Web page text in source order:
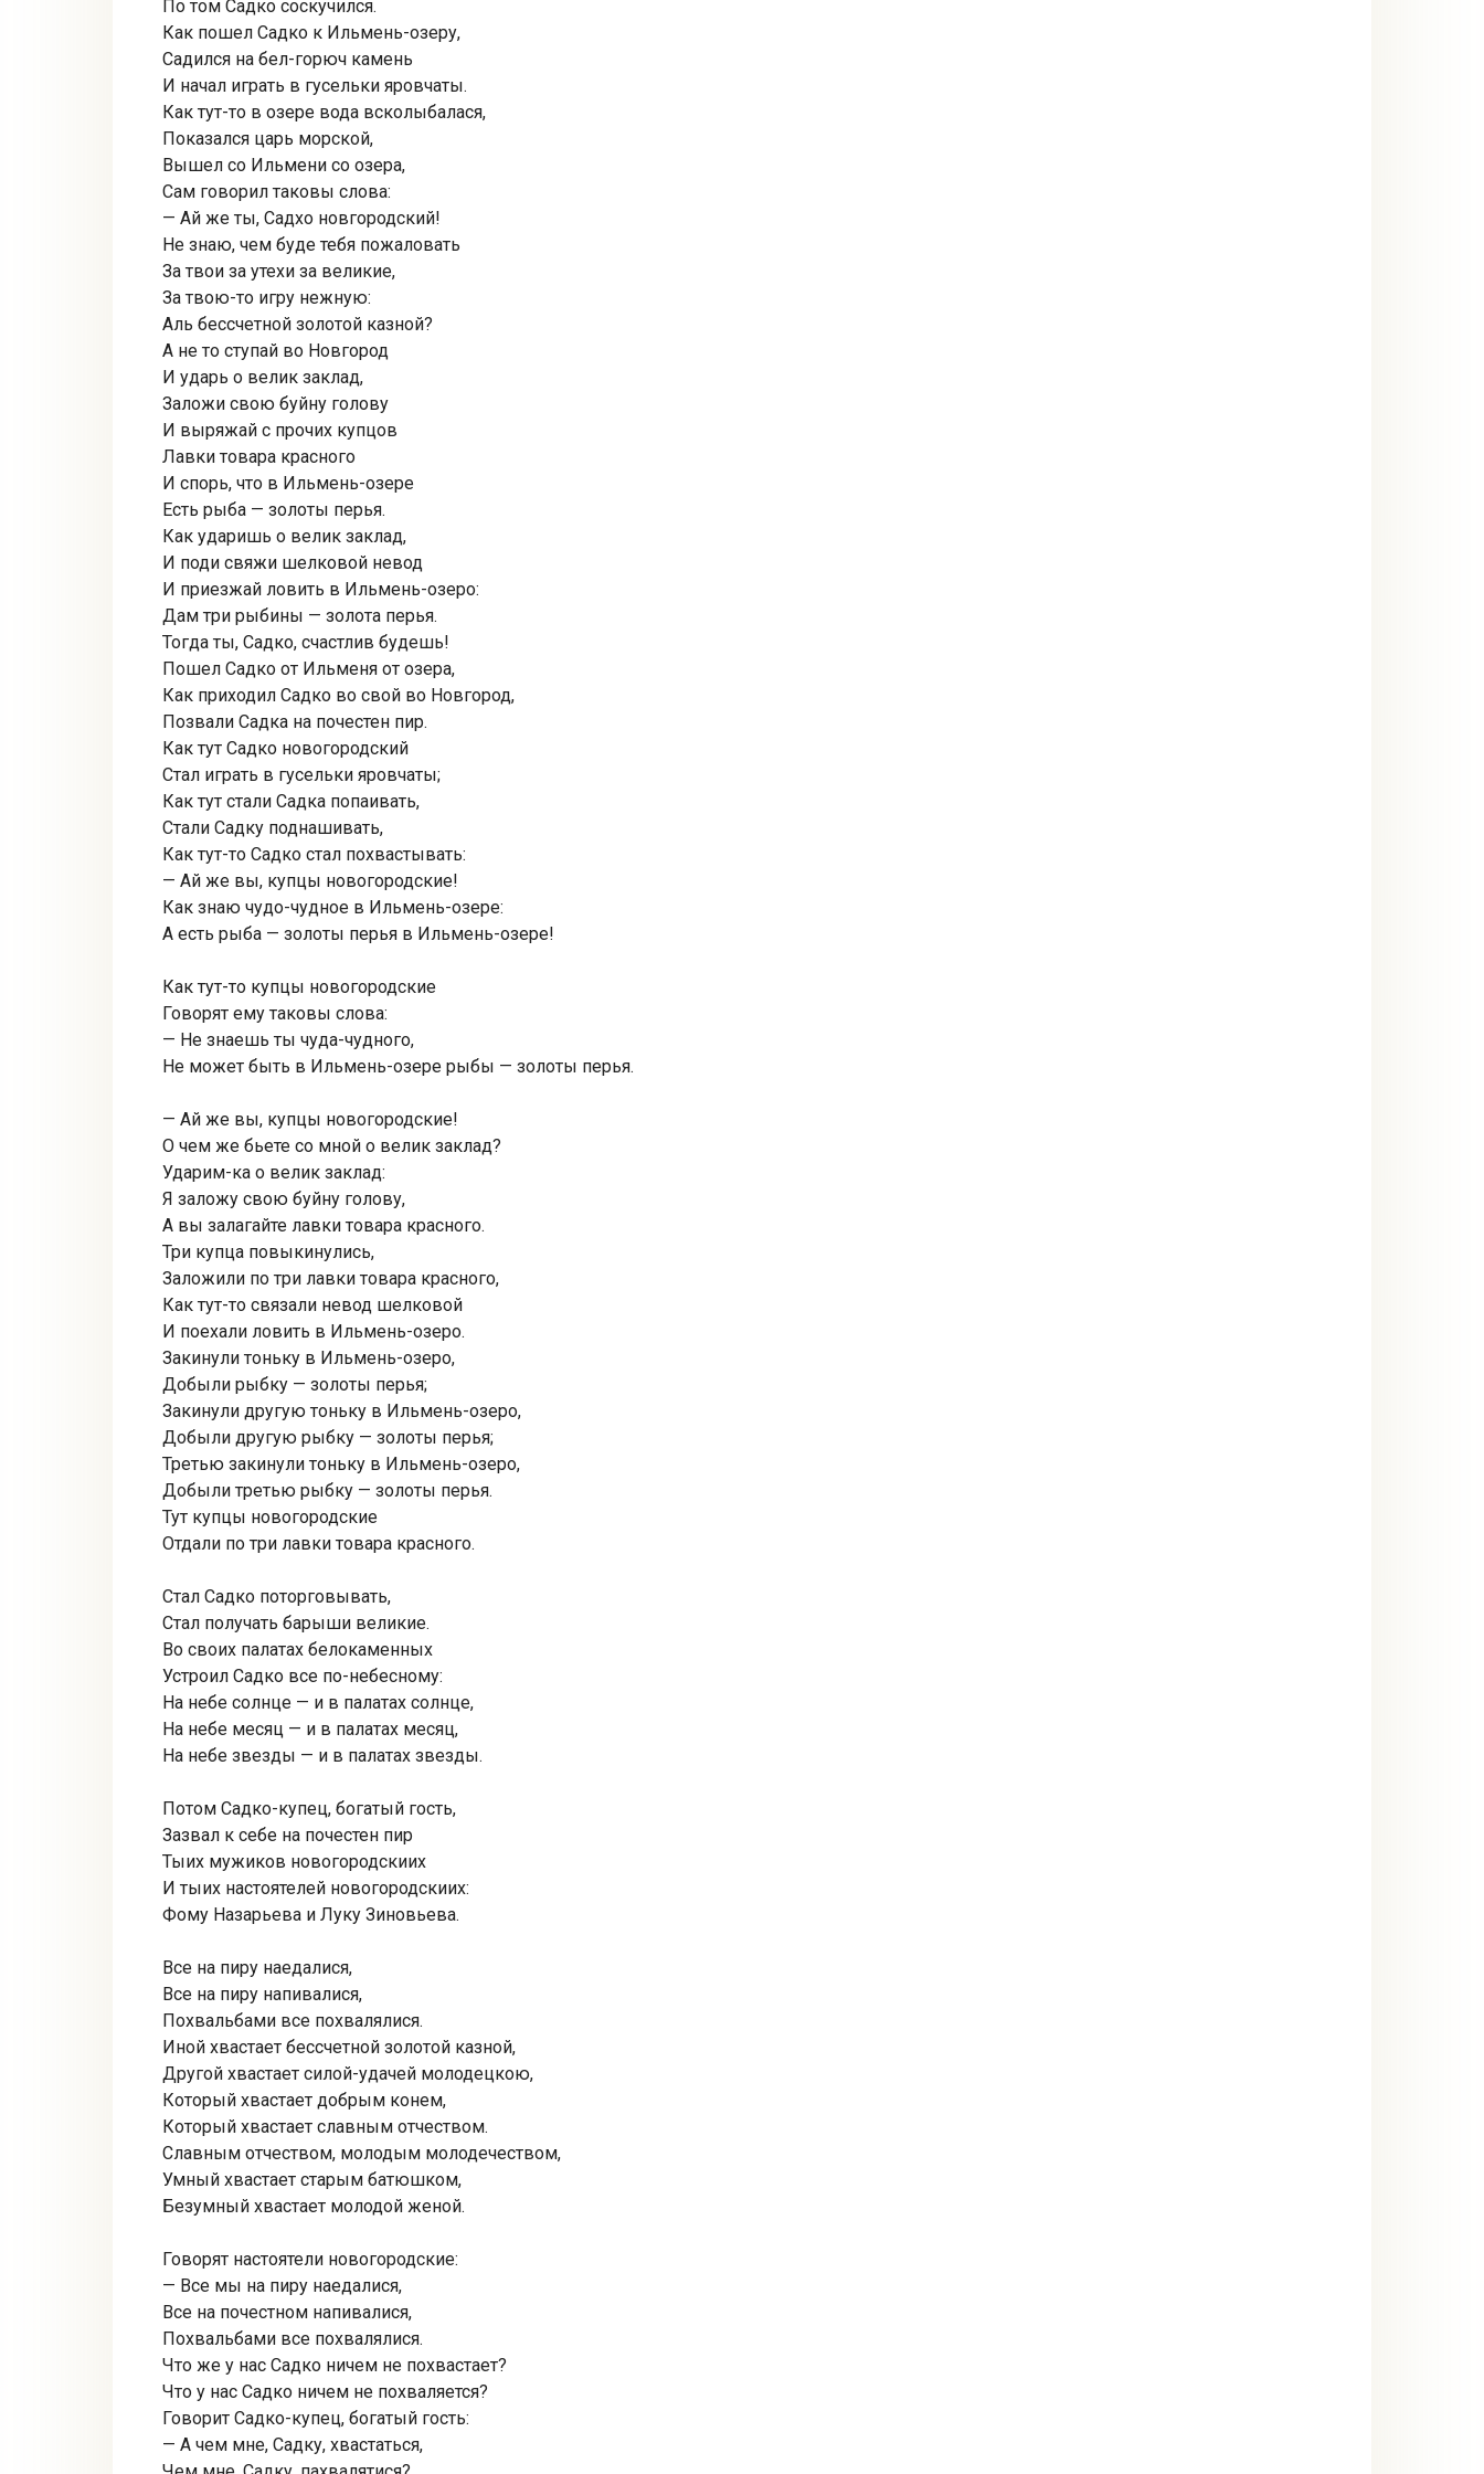
По том Садко соскучился.
Как пошел Садко к Ильмень-озеру,
Садился на бел-горюч камень
И начал играть в гусельки яровчаты.
Как тут-то в озере вода всколыбалася,
Показался царь морской,
Вышел со Ильмени со озера,
Сам говорил таковы слова:
— Ай же ты, Садхо новгородский!
Не знаю, чем буде тебя пожаловать
За твои за утехи за великие,
За твою-то игру нежную:
Аль бессчетной золотой казной?
А не то ступай во Новгород
И ударь о велик заклад,
Заложи свою буйну голову
И выряжай с прочих купцов
Лавки товара красного
И спорь, что в Ильмень-озере
Есть рыба — золоты перья.
Как ударишь о велик заклад,
И поди свяжи шелковой невод
И приезжай ловить в Ильмень-озеро:
Дам три рыбины — золота перья.
Тогда ты, Садко, счастлив будешь!
Пошел Садко от Ильменя от озера,
Как приходил Садко во свой во Новгород,
Позвали Садка на почестен пир.
Как тут Садко новогородский
Стал играть в гусельки яровчаты;
Как тут стали Садка попаивать,
Стали Садку поднашивать,
Как тут-то Садко стал похвастывать:
— Ай же вы, купцы новогородские!
Как знаю чудо-чудное в Ильмень-озере:
А есть рыба — золоты перья в Ильмень-озере!
Как тут-то купцы новогородские
Говорят ему таковы слова:
— Не знаешь ты чуда-чудного,
Не может быть в Ильмень-озере рыбы — золоты перья.
— Ай же вы, купцы новогородские!
О чем же бьете со мной о велик заклад?
Ударим-ка о велик заклад:
Я заложу свою буйну голову,
А вы залагайте лавки товара красного.
Три купца повыкинулись,
Заложили по три лавки товара красного,
Как тут-то связали невод шелковой
И поехали ловить в Ильмень-озеро.
Закинули тоньку в Ильмень-озеро,
Добыли рыбку — золоты перья;
Закинули другую тоньку в Ильмень-озеро,
Добыли другую рыбку — золоты перья;
Третью закинули тоньку в Ильмень-озеро,
Добыли третью рыбку — золоты перья.
Тут купцы новогородские
Отдали по три лавки товара красного.
Стал Садко поторговывать,
Стал получать барыши великие.
Во своих палатах белокаменных
Устроил Садко все по-небесному:
На небе солнце — и в палатах солнце,
На небе месяц — и в палатах месяц,
На небе звезды — и в палатах звезды.
Потом Садко-купец, богатый гость,
Зазвал к себе на почестен пир
Тыих мужиков новогородскиих
И тыих настоятелей новогородскиих:
Фому Назарьева и Луку Зиновьева.
Все на пиру наедалися,
Все на пиру напивалися,
Похвальбами все похвалялися.
Иной хвастает бессчетной золотой казной,
Другой хвастает силой-удачей молодецкою,
Который хвастает добрым конем,
Который хвастает славным отчеством.
Славным отчеством, молодым молодечеством,
Умный хвастает старым батюшком,
Безумный хвастает молодой женой.
Говорят настоятели новогородские:
— Все мы на пиру наедалися,
Все на почестном напивалися,
Похвальбами все похвалялися.
Что же у нас Садко ничем не похвастает?
Что у нас Садко ничем не похваляется?
Говорит Садко-купец, богатый гость:
— А чем мне, Садку, хвастаться,